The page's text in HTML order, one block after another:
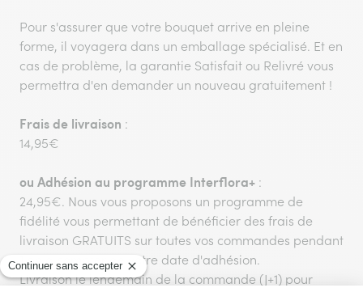
Pour s'assurer que votre bouquet arrive en pleine
forme, il voyagera dans un emballage spécialisé. Et en
cas de problème, la garantie Satisfait ou Relivré vous
permettra d'en demander un nouveau gratuitement !
Frais de livraison :
14,95€
ou Adhésion au programme Interflora+ :
24,95€. Nous vous proposons un programme de
fidélité vous permettant de bénéficier des frais de
livraison GRATUITS sur toutes vos commandes pendant
1 an à compter de votre date d'adhésion.
Livraison le lendemain de la commande (J+1) pour